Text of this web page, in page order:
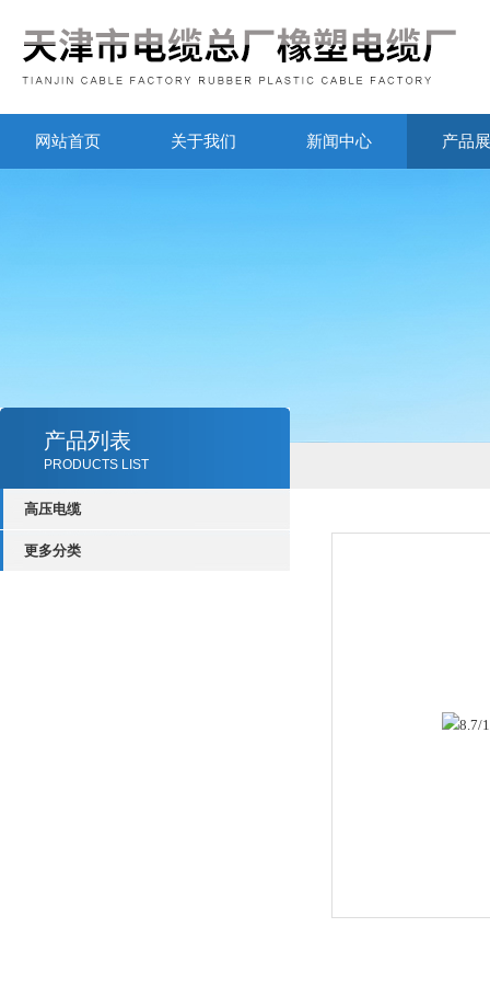
网站首页 关于我们 新闻中心 产品
产品列表
PRODUCTS LIST
高压电缆
更多分类